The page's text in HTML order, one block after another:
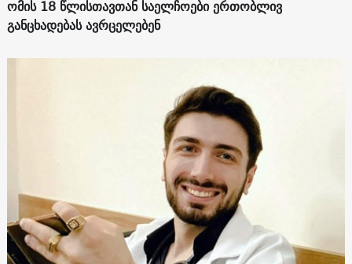
ომის 18 წლისთავთან საელჩოები ერთობლივ
განცხადებას ავრცელებენ